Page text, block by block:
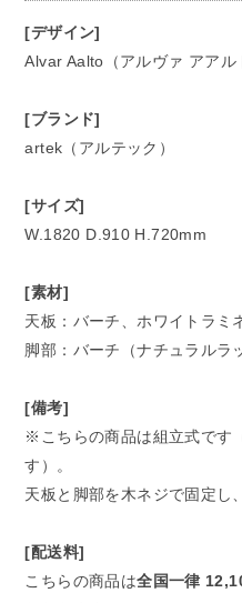
[デザイン]
Alvar Aalto（アルヴァ アアル
[ブランド]
artek（アルテック）
[サイズ]
W.1820 D.910 H.720mm
[素材]
天板：バーチ、ホワイトラミ
脚部：バーチ（ナチュラルラ
[備考]
※こちらの商品は組立式です
す）。
天板と脚部を木ネジで固定し
[配送料]
こちらの商品は全国一律